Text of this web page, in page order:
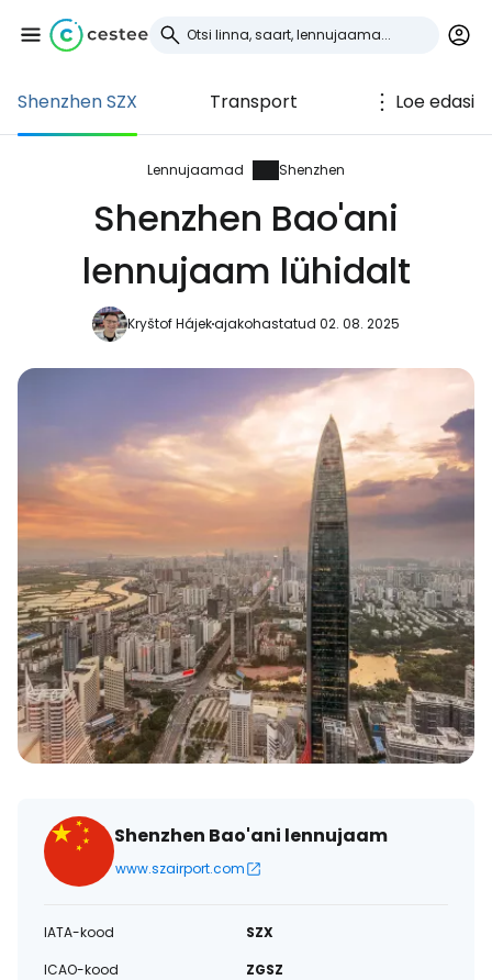
Shenzhen SZX Transport Loe edasi
Lennujaamad Shenzhen
Shenzhen Bao'ani
lennujaam lühidalt
Kryštof Hájekajakohastatud 02. 08. 2025
Shenzhen Bao'ani lennujaam
www.szairport.com
IATA-kood
SZX
ICAO-kood
ZGSZ
Logi sisse
Cestee'sse
... ülemaailmne reisikogukond
Jätka Facebookiga
Jätkake e-kirjaga